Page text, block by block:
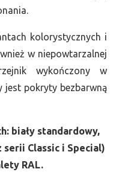
kolorystycznych i
w niepowtarzalnej
wykończony w
pokryty bezbarwną
biały standardowy,
Classic i Special)
RAL.